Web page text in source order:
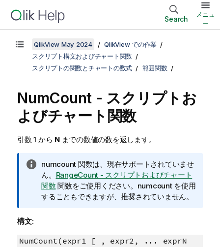
Search
メニュ
ー
QlikView May 2024
QlikView での作業
スクリプト構文およびチャート関数
スクリプトの関数とチャートの数式
範囲関数
NumCount - スクリプトお
よびチャート関数
引数 1 から Nまでの数値の数を返します。
情
報
メ
モ
numcount 関数は、現在サポートされていませ
ん。 RangeCount - スクリプトおよびチャート
関数 関数をご使用ください。 numcountを使用
することもできますが、推奨されていません。
構文:
NumCount(expr1 [ , expr2, ... exprN